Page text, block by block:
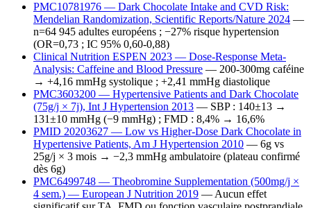
PMC10781976 — Dark Chocolate Intake and CVD Risk:
Mendelian Randomization, Scientific Reports/Nature 2024 —
n=64 945 adultes européens ; −27% risque hypertension
(OR=0,73 ; IC 95% 0,60-0,88)
Clinical Nutrition ESPEN 2023 — Dose-Response Meta-
Analysis: Caffeine and Blood Pressure — 200-300mg caféine
→ +4,16 mmHg systolique ; +2,41 mmHg diastolique
PMC3603200 — Hypertensive Patients and Dark Chocolate
(75g/j × 7j), Int J Hypertension 2013 — SBP : 140±13 →
131±10 mmHg (−9 mmHg) ; FMD : 8,4% → 16,6%
PMID 20203627 — Low vs Higher-Dose Dark Chocolate in
Hypertensive Patients, Am J Hypertension 2010 — 6g vs
25g/j × 3 mois → −2,3 mmHg ambulatoire (plateau confirmé
dès 6g)
PMC6499748 — Theobromine Supplementation (500mg/j ×
4 sem.) — European J Nutrition 2019 — Aucun effet